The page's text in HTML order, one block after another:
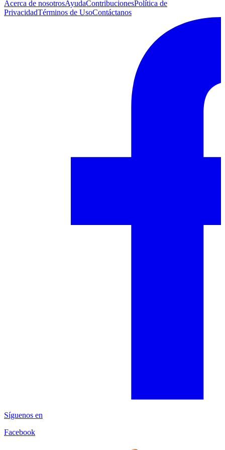
Acerca de nosotrosAyudaContribucionesPolítica de
PrivacidadTérminos de UsoContáctanos
Síguenos en
Facebook